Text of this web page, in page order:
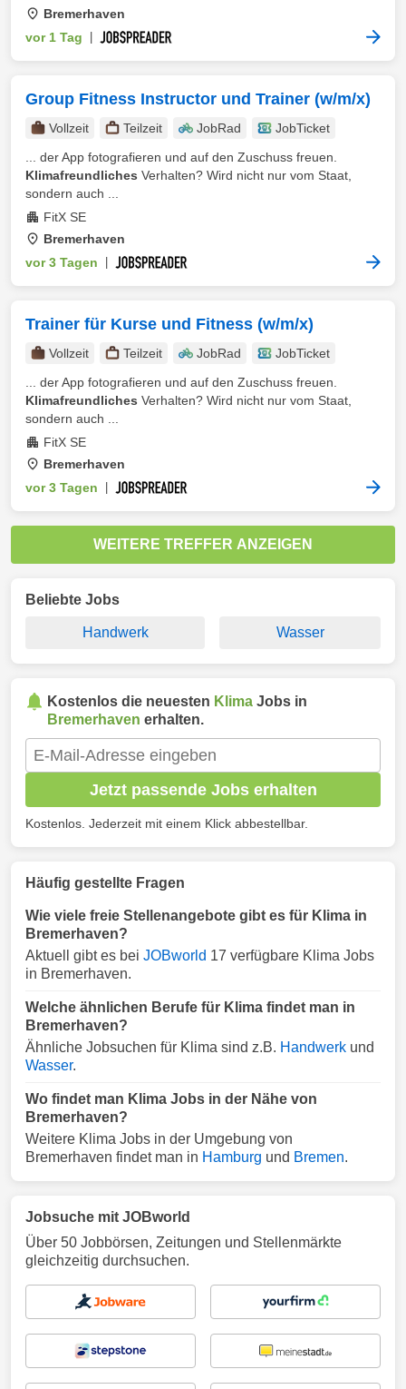
Bremerhaven
vor 1 Tag
Group Fitness Instructor und Trainer (w/m/x)
Vollzeit Teilzeit JobRad
JobTicket
... der App fotografieren und auf den Zuschuss freuen.
Klimafreundliches Verhalten? Wird nicht nur vom Staat,
sondern auch ...
FitX SE
Bremerhaven
vor 3 Tagen
Trainer für Kurse und Fitness (w/m/x)
Vollzeit Teilzeit JobRad
JobTicket
... der App fotografieren und auf den Zuschuss freuen.
Klimafreundliches Verhalten? Wird nicht nur vom Staat,
sondern auch ...
FitX SE
Bremerhaven
vor 3 Tagen
WEITERE TREFFER ANZEIGEN
Beliebte Jobs
Handwerk Wasser
Kostenlos die neuesten Klima Jobs in
Bremerhaven erhalten.
Jetzt passende Jobs erhalten
Kostenlos. Jederzeit mit einem Klick abbestellbar.
Häufig gestellte Fragen
Wie viele freie Stellenangebote gibt es für Klima in
Bremerhaven?
Aktuell gibt es bei JOBworld 17 verfügbare Klima Jobs
in Bremerhaven.
Welche ähnlichen Berufe für Klima findet man in
Bremerhaven?
Ähnliche Jobsuchen für Klima sind z.B. Handwerk und
Wasser.
Wo findet man Klima Jobs in der Nähe von
Bremerhaven?
Weitere Klima Jobs in der Umgebung von
Bremerhaven findet man in Hamburg und Bremen.
Jobsuche mit JOBworld
Über 50 Jobbörsen, Zeitungen und Stellenmärkte
gleichzeitig durchsuchen.